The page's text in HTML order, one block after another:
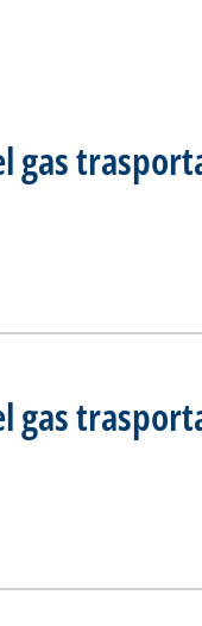
30 maggio 2017
alle 15.21.
del gas
29 maggio 2017
alle 15.25.
del gas